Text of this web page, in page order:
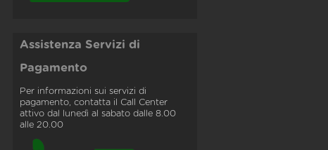
Assistenza Servizi di
Pagamento
Per informazioni sui servizi di
pagamento, contatta il Call Center
attivo dal lunedì al sabato dalle 8.00
alle 20.00